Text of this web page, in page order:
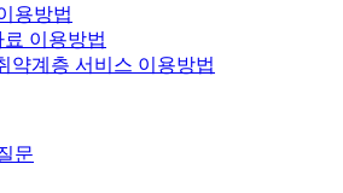
용방법
이용방법
약계층 서비스 이용방법
문